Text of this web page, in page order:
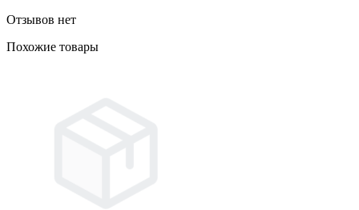
Отзывов нет
Похожие товары